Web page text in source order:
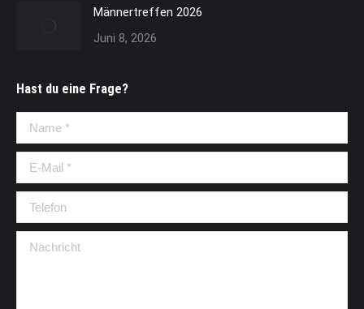
Männertreffen 2026
Juni 8, 2026
Hast du eine Frage?
Name *
E-Mail *
Telefon
Nachricht